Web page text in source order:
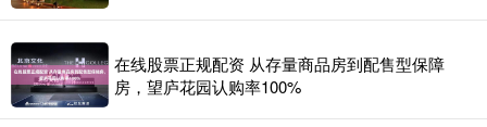
在线股票正规配资 从存量商品房到配售型保障
房，望庐花园认购率100%